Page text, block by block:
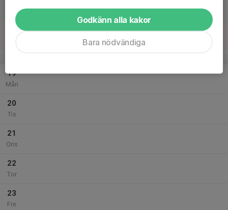
19
Mån
20
Tis
21
Ons
22
Tor
23
Fre
Godkänn alla kakor
Bara nödvändiga